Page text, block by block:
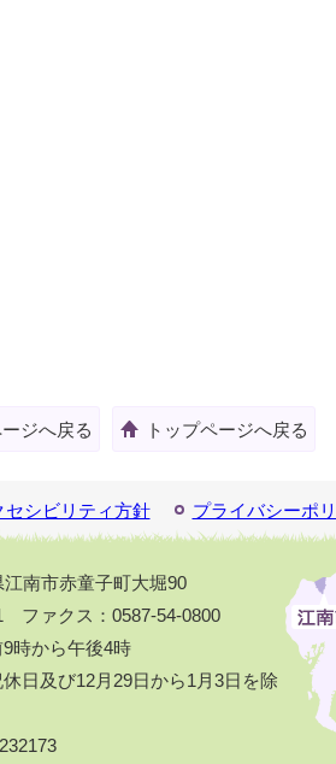
ジへ戻る トップページへ戻る
セシビリティ方針 プライバシーポ
南市赤童子町大堀90
ファクス：0587-54-0800
時から午後4時
休日及び12月29日から1月3日を除